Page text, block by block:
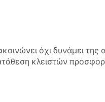
όχι δυνάμει της
κλειστών